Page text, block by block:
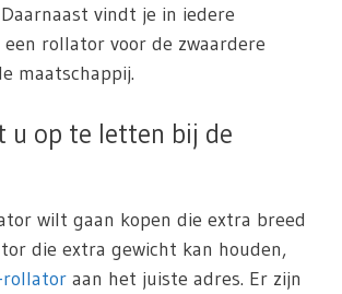
vindt je in iedere
rollator voor de zwaardere
maatschappij.
u op te letten bij de
wilt gaan kopen die extra breed
die extra gewicht kan houden,
rollator aan het juiste adres. Er zijn